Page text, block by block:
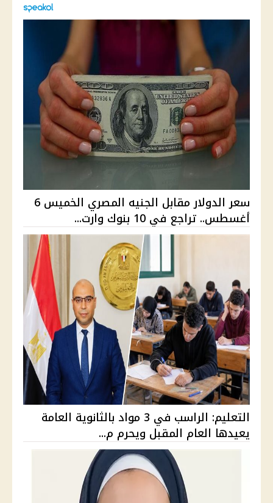
سعر الدولار مقابل الجنيه المصري الخميس 6
أغسطس.. تراجع في 10 بنوك وارت...
التعليم: الراسب في 3 مواد بالثانوية العامة
يعيدها العام المقبل ويحرم م...